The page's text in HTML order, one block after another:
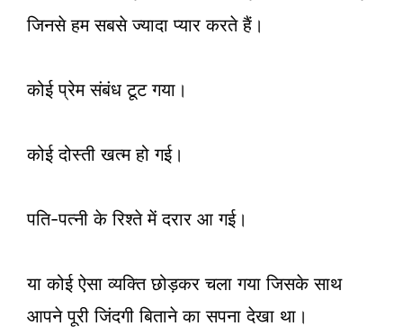
जिनसे हम सबसे ज्यादा प्यार करते हैं।
कोई प्रेम संबंध टूट गया।
कोई दोस्ती खत्म हो गई।
पति-पत्नी के रिश्ते में दरार आ गई।
या कोई ऐसा व्यक्ति छोड़कर चला गया जिसके साथ
आपने पूरी जिंदगी बिताने का सपना देखा था।